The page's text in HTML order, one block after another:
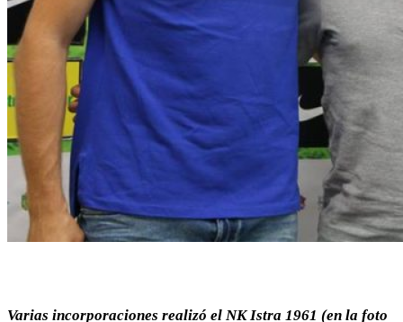
Varias incorporaciones realizó el NK Istra 1961 (en la foto